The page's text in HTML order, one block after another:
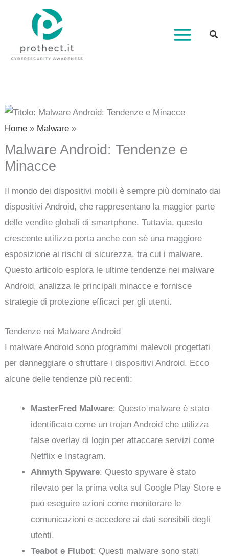
contenuto
Home Malware
Malware Android: Tendenze e
Minacce
Il mondo dei dispositivi mobili è sempre più dominato dai
dispositivi Android, che rappresentano la maggior parte
delle vendite globali di smartphone. Tuttavia, questo
crescente utilizzo porta anche con sé una maggiore
esposizione ai rischi di sicurezza, tra cui i malware.
Questo articolo esplora le ultime tendenze nei malware
Android, analizza le principali minacce e fornisce
strategie di protezione efficaci per gli utenti.
Tendenze nei Malware Android
I malware Android sono programmi malevoli progettati
per danneggiare o sfruttare i dispositivi Android. Ecco
alcune delle tendenze più recenti:
MasterFred Malware: Questo malware è stato
identificato come un trojan Android che utilizza
false overlay di login per attaccare servizi come
Netflix e Instagram.
Ahmyth Spyware: Questo spyware è stato
rilevato per la prima volta sul Google Play Store e
può eseguire azioni come monitorare le
comunicazioni e accedere ai dati sensibili degli
utenti.
Teabot e Flubot: Questi malware sono stati